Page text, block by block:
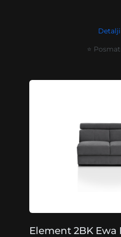
Detalji
⭐
Element 2BK Ewa